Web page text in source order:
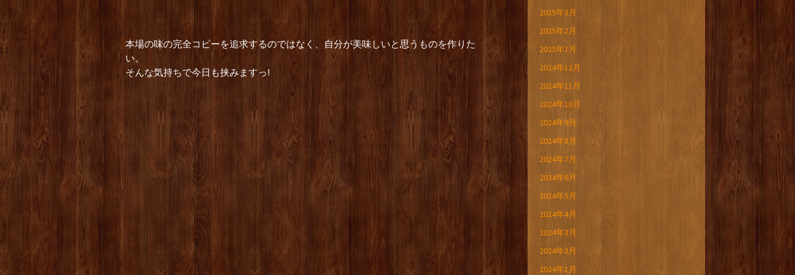
本場の味の完全コピーを追求するのではなく、自分が美味しいと思うものを作りた
い。
そんな気持ちで今日も挟みますっ!
2025年3月
2025年2月
2025年1月
2024年12月
2024年11月
2024年10月
2024年9月
2024年8月
2024年7月
2024年6月
2024年5月
2024年4月
2024年3月
2024年2月
2024年1月